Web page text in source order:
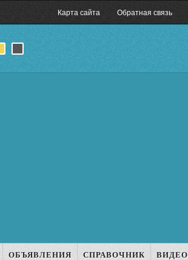
Карта сайта Обратная связь
ОБЪЯВЛЕНИЯ СПРАВОЧНИК ВИДЕО